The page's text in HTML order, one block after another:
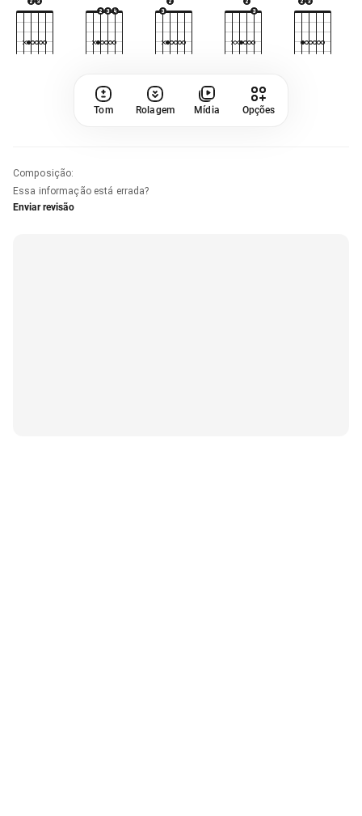
Tom Rolagem Mídia Opções
Composição:
Essa informação está errada?
Enviar revisão